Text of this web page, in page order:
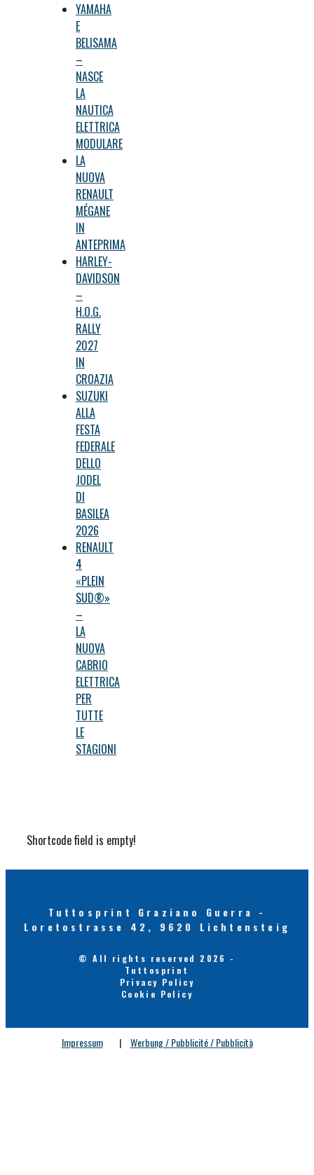
YAMAHA
E
BELISAMA
–
NASCE
LA
NAUTICA
ELETTRICA
MODULARE
LA
NUOVA
RENAULT
MÉGANE
IN
ANTEPRIMA
HARLEY-
DAVIDSON
–
H.O.G.
RALLY
2027
IN
CROAZIA
SUZUKI
ALLA
FESTA
FEDERALE
DELLO
JODEL
DI
BASILEA
2026
RENAULT
4
«PLEIN
SUD®»
–
LA
NUOVA
CABRIO
ELETTRICA
PER
TUTTE
LE
STAGIONI
Shortcode field is empty!
Tuttosprint Graziano Guerra -
Loretostrasse 42, 9620 Lichtensteig
© All rights reserved 2026 -
Tuttosprint
Privacy Policy
Cookie Policy
Impressum | Werbung / Pubblicité / Pubblicità